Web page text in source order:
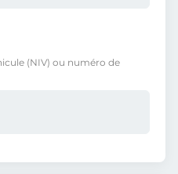
(NIV) ou numéro de